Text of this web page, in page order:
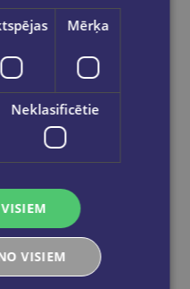
Mērķa
Neklasificētie
VISIEM